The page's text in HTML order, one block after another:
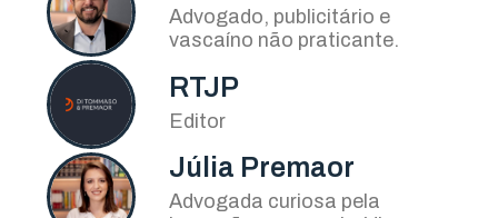
Advogado, publicitário e
vascaíno não praticante.
RTJP
Editor
Júlia Premaor
Advogada curiosa pela